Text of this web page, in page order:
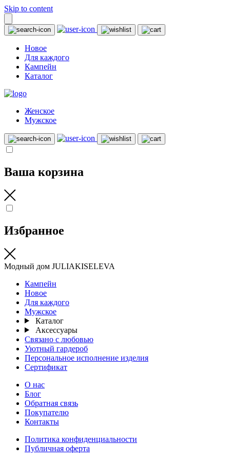
Skip to content
Новое
Для каждого
Кампейн
Каталог
Женское
Мужское
Ваша корзина
Избранное
Модный дом JULIAKISELEVA
Кампейн
Новое
Для каждого
Мужское
Каталог
Аксессуары
Связано с любовью
Уютный гардероб
Персональное исполнение изделия
Сертификат
О нас
Блог
Обратная связь
Покупателю
Контакты
Политика конфиденциальности
Публичная оферта